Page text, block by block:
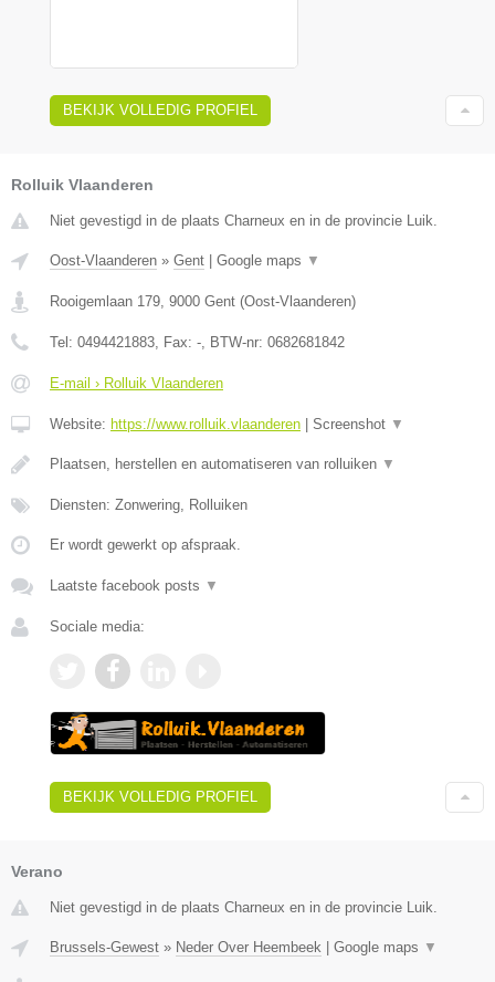
BEKIJK VOLLEDIG PROFIEL
Rolluik Vlaanderen
Niet gevestigd in de plaats Charneux en in de provincie Luik.
Oost-Vlaanderen » Gent Google maps ▼
Rooigemlaan 179, 9000 Gent (Oost-Vlaanderen)
Tel: 0494421883, Fax: -, BTW-nr: 0682681842
E-mail › Rolluik Vlaanderen
Website: https://www.rolluik.vlaanderen Screenshot ▼
Plaatsen, herstellen en automatiseren van rolluiken ▼
Diensten: Zonwering, Rolluiken
Er wordt gewerkt op afspraak.
Laatste facebook posts ▼
Sociale media:
BEKIJK VOLLEDIG PROFIEL
Verano
Niet gevestigd in de plaats Charneux en in de provincie Luik.
Brussels-Gewest » Neder Over Heembeek Google maps ▼